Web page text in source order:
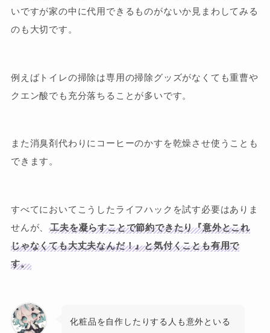
いですが家の中に代用できるものがないか見まわしてみる
のも大切です。
例えばトイレの掃除は専用の掃除グッズがなくても重曹や
クエン酸でも充分落ちることが多いです。
また消臭剤代わりにコーヒーのかすを乾燥させ使うことも
できます。
すべてにおいてこうしたライフハックを試す必要はありま
せんが、工夫を凝らすことで節約できたり『意外とこれ
じゃなくても大丈夫なんだ！』と気付くことも有用で
す。
化粧品を自作したりする人も意外といる